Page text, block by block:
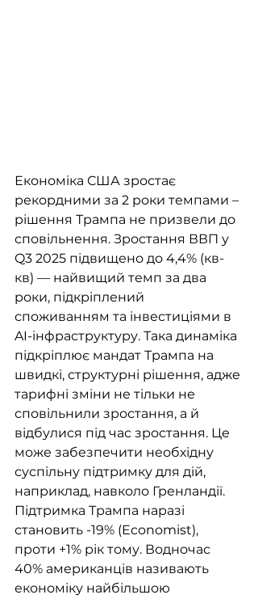
Економіка США зростає
рекордними за 2 роки темпами –
рішення Трампа не призвели до
сповільнення. Зростання ВВП у
Q3 2025 підвищено до 4,4% (кв-
кв) — найвищий темп за два
роки, підкріплений
споживанням та інвестиціями в
AI-інфраструктуру. Така динаміка
підкріплює мандат Трампа на
швидкі, структурні рішення, адже
тарифні зміни не тільки не
сповільнили зростання, а й
відбулися під час зростання. Це
може забезпечити необхідну
суспільну підтримку для дій,
наприклад, навколо Гренландії.
Підтримка Трампа наразі
становить -19% (Economist),
проти +1% рік тому. Водночас
40% американців називають
економіку найбільшою